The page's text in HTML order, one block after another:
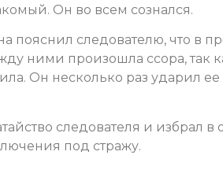
Он во всем сознался.
пояснил следователю, что в
ними произошла ссора, так
Он несколько раз ударил
следователя и избрал
под стражу.